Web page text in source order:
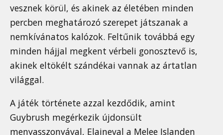
vesznek körül, és akinek az életében minden
percben meghatározó szerepet játszanak a
nemkívánatos kalózok. Feltűnik továbbá egy
minden hájjal megkent vérbeli gonosztevő is,
akinek eltökélt szándékai vannak az ártatlan
világgal.
A játék története azzal kezdődik, amint
Guybrush megérkezik újdonsült
menyasszonyával, Elaineval a Melee Islanden